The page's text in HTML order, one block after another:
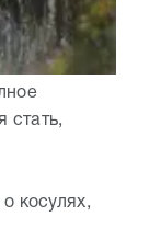
стать,
косулях,